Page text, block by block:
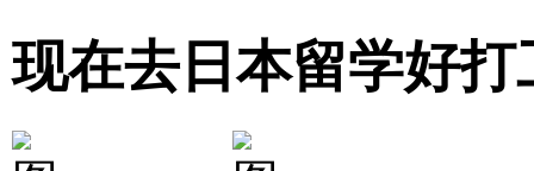
现在去日本留学好